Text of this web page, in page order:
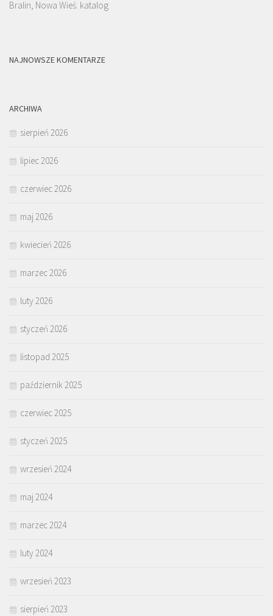
Bralin, Nowa Wieś: katalog
NAJNOWSZE KOMENTARZE
ARCHIWA
sierpień 2026
lipiec 2026
czerwiec 2026
maj 2026
kwiecień 2026
marzec 2026
luty 2026
styczeń 2026
listopad 2025
październik 2025
czerwiec 2025
styczeń 2025
wrzesień 2024
maj 2024
marzec 2024
luty 2024
wrzesień 2023
sierpień 2023